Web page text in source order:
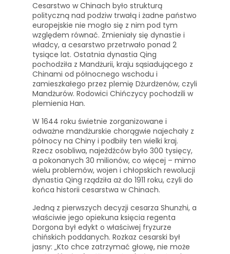
Cesarstwo w Chinach było strukturą
polityczną nad podziw trwałą i żadne państwo
europejskie nie mogło się z nim pod tym
względem równać. Zmieniały się dynastie i
władcy, a cesarstwo przetrwało ponad 2
tysiące lat. Ostatnia dynastia Qing
pochodziła z Mandżurii, kraju sąsiadującego z
Chinami od północnego wschodu i
zamieszkałego przez plemię Dżurdżenów, czyli
Mandżurów. Rodowici Chińczycy pochodzili w
plemienia Han.
W 1644 roku świetnie zorganizowane i
odważne mandżurskie chorągwie najechały z
północy na Chiny i podbiły ten wielki kraj.
Rzecz osobliwa, najeźdźców było 300 tysięcy,
a pokonanych 30 milionów, co więcej – mimo
wielu problemów, wojen i chłopskich rewolucji
dynastia Qing rządziła aż do 1911 roku, czyli do
końca historii cesarstwa w Chinach.
Jedną z pierwszych decyzji cesarza Shunzhi, a
właściwie jego opiekuna księcia regenta
Dorgona był edykt o właściwej fryzurze
chińskich poddanych. Rozkaz cesarski był
jasny: „Kto chce zatrzymać głowę, nie może